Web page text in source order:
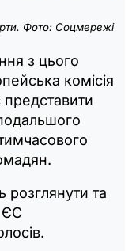
Фото: Соцмережі
з цього
комісія
розглянути та
ЄС